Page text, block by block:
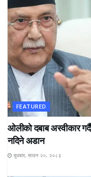
FEATURED
ओलीको दबाब अस्वीकार गर्दै
नदिने अडान
बुधबार, साउन २०, २०८३